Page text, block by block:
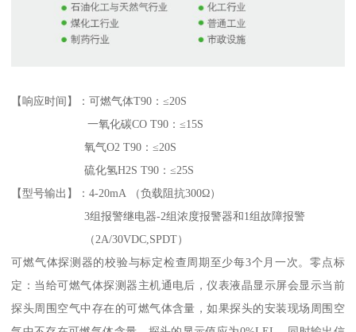
【响应时间】：可燃气体T90：≤20S
一氧化碳CO T90：≤15S
氧气O2 T90：≤20S
硫化氢H2S T90：≤25S
【型号输出】：4-20mA （负载阻抗300Ω）
3组报警继电器-2组浓度报警器和1组故障报警
（2A/30VDC,SPDT）
可燃气体探测器的校验与标定检查周期至少每3个月一次。零点标
定：当给可燃气体探测器主机通电后，仪表液晶显示屏会显示当前
探头周围空气中存在的可燃气体含量，如果探头的安装现场周围空